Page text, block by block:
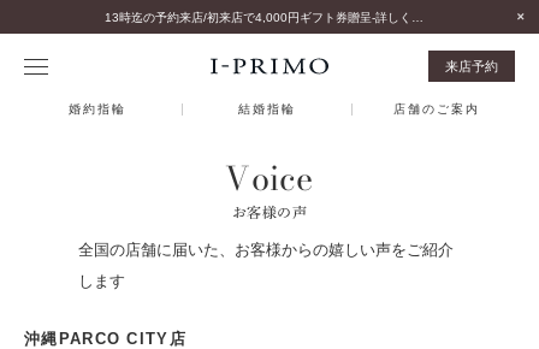
来店予約
婚約指輪 結婚指輪 店舗のご案内
Voice
お客様の声
全国の店舗に届いた、お客様からの嬉しい声をご紹介
します
沖縄PARCO CITY店